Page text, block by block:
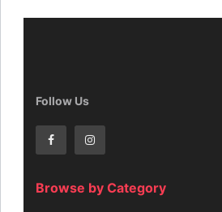
Follow Us
Browse by Category